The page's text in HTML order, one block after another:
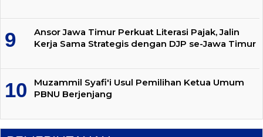
Ansor Jawa Timur Perkuat Literasi Pajak, Jalin
Kerja Sama Strategis dengan DJP se-Jawa Timur
Muzammil Syafi'i Usul Pemilihan Ketua Umum
PBNU Berjenjang